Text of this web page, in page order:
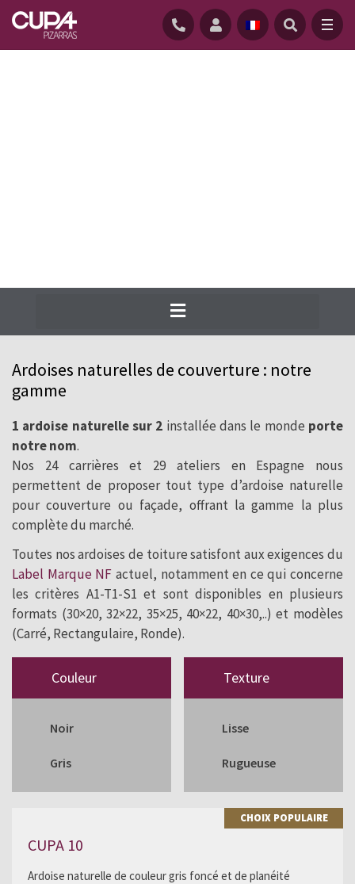
pour toitures et façades.
Ardoises naturelles de couverture : notre
gamme
1 ardoise naturelle sur 2 installée dans le monde porte
notre nom.
Nos 24 carrières et 29 ateliers en Espagne nous
permettent de proposer tout type d’ardoise naturelle
pour couverture ou façade, offrant la gamme la plus
complète du marché.
Toutes nos ardoises de toiture satisfont aux exigences du
Label Marque NF actuel, notamment en ce qui concerne
les critères A1-T1-S1 et sont disponibles en plusieurs
formats (30×20, 32×22, 35×25, 40×22, 40×30,..) et modèles
(Carré, Rectangulaire, Ronde).
Couleur
Noir
Gris
Texture
Lisse
Rugueuse
CHOIX POPULAIRE
CUPA 10
Ardoise naturelle de couleur gris foncé et de planéité